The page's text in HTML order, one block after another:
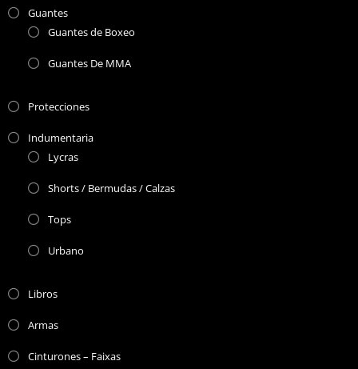
Guantes
Guantes de Boxeo
Guantes De MMA
Protecciones
Indumentaria
Lycras
Shorts / Bermudas / Calzas
Tops
Urbano
Libros
Armas
Cinturones – Faixas